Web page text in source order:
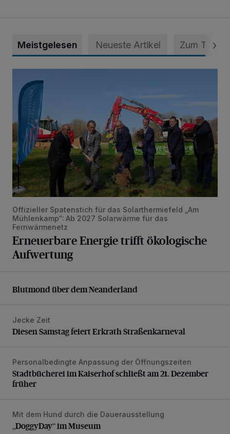
Meistgelesen Neueste Artikel Zum Thema
Offizieller Spatenstich für das Solarthermiefeld „Am
Mühlenkamp“: Ab 2027 Solarwärme für das
Fernwärmenetz
Erneuerbare Energie trifft ökologische
Aufwertung
Blutmond über dem Neanderland
Blutmond über dem Neanderland
Diesen Samstag feiert Erkrath Straßenkarneval
Jecke Zeit
Diesen Samstag feiert Erkrath Straßenkarneval
Stadtbücherei im Kaiserhof schließt am 21. Dezember
Personalbedingte Anpassung der Öffnungszeiten
Stadtbücherei im Kaiserhof schließt am 21. Dezember
früher
„DoggyDay“ im Museum
Mit dem Hund durch die Dauerausstellung
„DoggyDay“ im Museum